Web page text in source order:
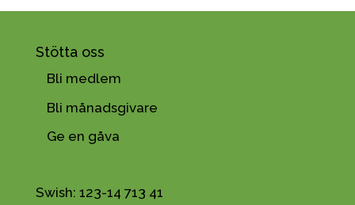
Stötta oss
Bli medlem
Bli månadsgivare
Ge en gåva
Swish: 123-14 713 41